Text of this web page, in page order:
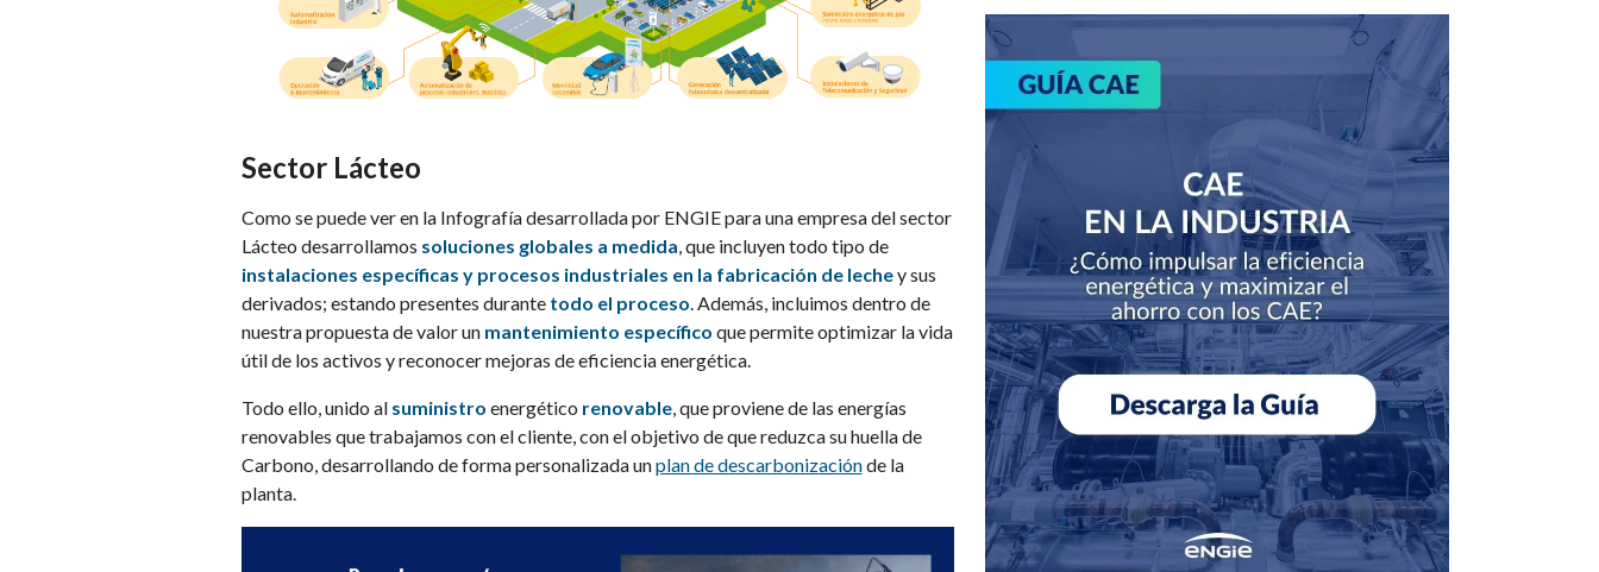
Sector Lácteo
Como se puede ver en la Infografía desarrollada por ENGIE para una empresa del sector
Lácteo desarrollamos soluciones globales a medida , que incluyen todo tipo de
instalaciones específicas y procesos industriales en la fabricación de lechey sus
derivados; estando presentes durantetodo el proceso . Además, incluimos dentro de
nuestra propuesta de valor un mantenimiento específico que permite optimizar la vida
útil de los activos y reconocer mejoras de eficiencia energética.
Todo ello, unido alsuministro energético renovable, que proviene de las energías
renovables que trabajamos con el cliente, con el objetivo de que reduzca su huella de
Carbono, desarrollando de forma personalizada unplan de descarbonizaciónde la
planta.